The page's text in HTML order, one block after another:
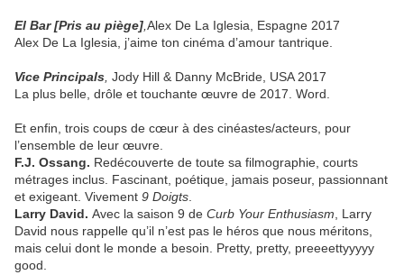
El Bar [Pris au piège] Alex De La Iglesia, Espagne 2017
Alex De La Iglesia, j’aime ton cinéma d’amour tantrique.
Vice Principals Jody Hill & Danny McBride, USA 2017
La plus belle, drôle et touchante œuvre de 2017. Word.
Et enfin, trois coups de cœur à des cinéastes/acteurs, pour
l’ensemble de leur œuvre.
F.J. Ossang. Redécouverte de toute sa filmographie, courts
métrages inclus. Fascinant, poétique, jamais poseur, passionnant
et exigeant. Vivement 9 Doigts
Larry David. Avec la saison 9 de Curb Your Enthusiasm , Larry
David nous rappelle qu’il n’est pas le héros que nous méritons,
mais celui dont le monde a besoin. Pretty, pretty, preeeettyyyyy
good.